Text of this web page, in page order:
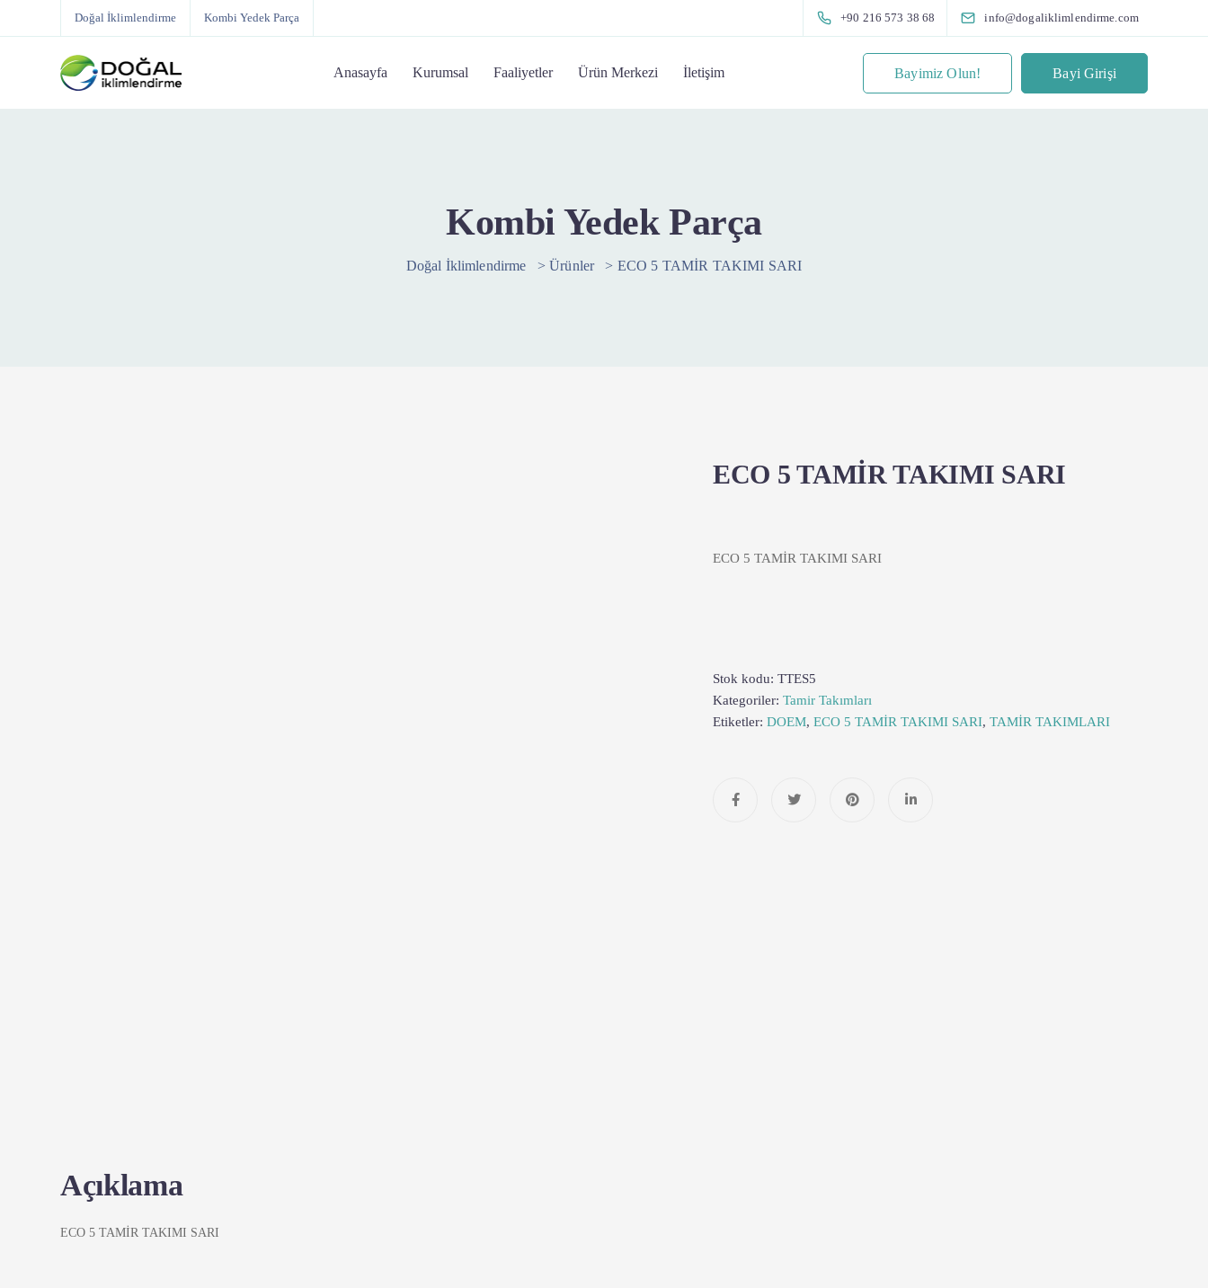
Doğal İklimlendirme Kombi Yedek Parça +90 216 573 38 68 info@dogaliklimlendirme.com
Anasayfa Kurumsal Faaliyetler Ürün Merkezi İletişim Bayimiz Olun! Bayi Girişi
Kombi Yedek Parça
Doğal İklimlendirme >Ürünler > ECO 5 TAMİR TAKIMI SARI
ECO 5 TAMİR TAKIMI SARI
ECO 5 TAMİR TAKIMI SARI
Stok kodu: TTES5
Kategoriler: Tamir Takımları
Etiketler: DOEM, ECO 5 TAMİR TAKIMI SARI, TAMİR TAKIMLARI
Açıklama
ECO 5 TAMİR TAKIMI SARI